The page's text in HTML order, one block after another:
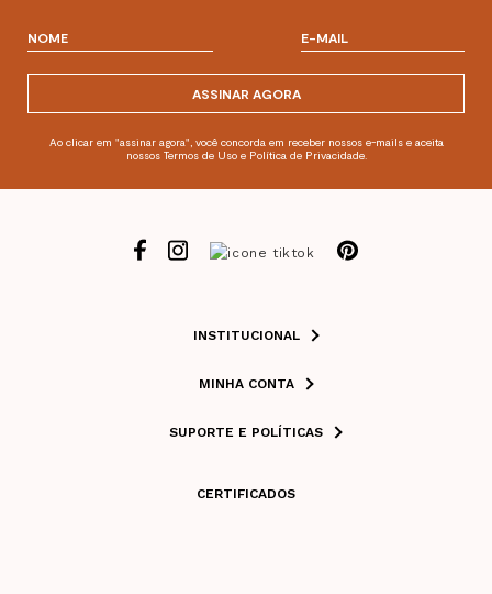
ASSINAR AGORA
Ao clicar em "assinar agora", você concorda em receber nossos e-mails e aceita
nossos Termos de Uso e Política de Privacidade.
INSTITUCIONAL
MINHA CONTA
SUPORTE E POLÍTICAS
CERTIFICADOS